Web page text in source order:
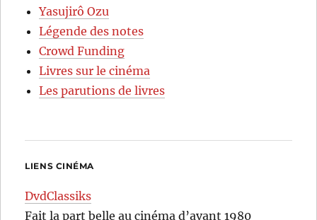
Yasujirô Ozu
Légende des notes
Crowd Funding
Livres sur le cinéma
Les parutions de livres
LIENS CINÉMA
DvdClassiks
Fait la part belle au cinéma d’avant 1980